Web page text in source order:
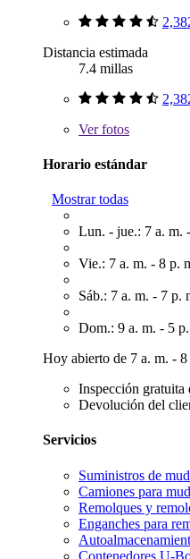
Distancia estimada
7.4 millas
Verfotos
Horario estándar
Mostrar todas
Lun. - jue.: 7 a. m.
Vie.: 7 a. m. - 8 p.
Sáb.: 7 a. m. - 7 p.
Dom.: 9 a. m. - 5
Hoy abierto de 7 a. m. - 8
Inspección gratuita
Devolución del
Servicios
Suministros de
Camiones para
Remolques y
Enganches para
Contenedores U-